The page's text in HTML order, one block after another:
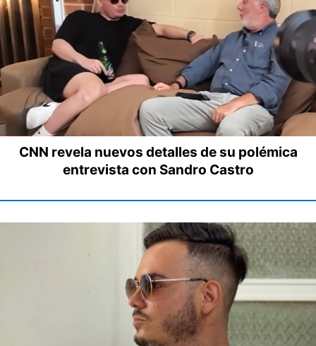
CNN revela nuevos detalles de su polémica
entrevista con Sandro Castro